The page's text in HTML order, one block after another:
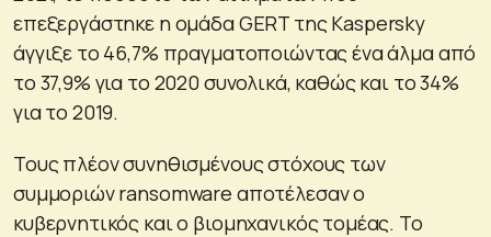
επεξεργάστηκε η ομάδα GERT της Kaspersky
άγγιξε το 46,7% πραγματοποιώντας ένα άλμα από
το 37,9% για το 2020 συνολικά, καθώς και το 34%
για το 2019.
Τους πλέον συνηθισμένους στόχους των
συμμοριών ransomware αποτέλεσαν ο
κυβερνητικός και ο βιομηχανικός τομέας. Το